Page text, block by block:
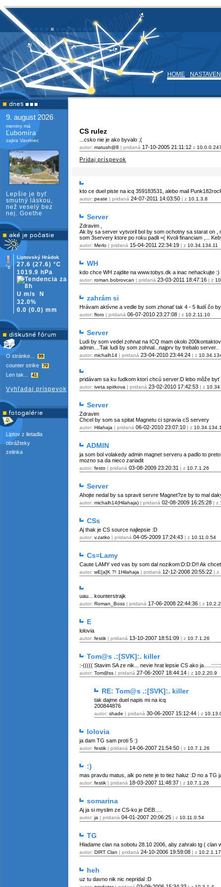
HOME
9. august 2026
meniny má
Ľubomíra
zajtra Vavrinec
Lepšie je byť
smutný láskou,
než veselý bez
nej. Goethe
Liptovský Hrádok
27.6 (27.6) °C
1019.9 hPa
U m/s
N
32.0%
0.0 (0.0) mm
O stránke... 99
counter strike 70
Len tak... 41
Vyhľadaj príspevok
Liptov z lietadla
obrážteky
zelinka
CS rulez
...csko nie je ako byvalo ;(
autor: matush@8 | pridaná 17-10-2005 21:11:12 z
Pridaj príspevok
kto ce duel piste na icq 359183531, alebo mail
autor: peate | pridaná 24-07-2011 14:03:50 | z 10.1.3.8
Server
Zdravim ,
Ak by sa server vytvoril bol by som ochotny sa starat on ,
som 3servery ktore po roku padli =( Kvoli financiam ,...
autor: Merlo | pridaná 15-04-2011 22:34:19 | z 10.34.134.11
WH
kdo chce WH zajdite na www.tobys.dk a inac nehackujte :)
autor: roman.bobrovcan | pridaná 23-03-2011 18:47:16 | z
zahrám si
Hrávam aktívne a vedle by som zhonať tak 4 - 5 lludí čo
autor: floro | pridaná 06-07-2010 23:27:08 | z 10.2.11.10
Server
Ludi by som vedel zohnat na ICQ mam okolo
admin....Tak ludi by som zohnal...najprv by trebalo server..
autor: michalh14 | pridaná 23-04-2010 23:44:24 | z
pridávam sa ku ľudkom ktorí chcú server:D lebo môže byť
autor: iveta.spirkova | pridaná 23-02-2010 17:42:53 | z
Server
Zdravim
Chcel by som sa spitat Magnetu ci spravia cS servery
autor: Hilahaja | pridaná 06-02-2010 23:07:10 | z
ADMIN
ja som bol volakedy admin magnet serveru a padlo to
mozno sa da nieco zariadit
autor: festo | pridaná 03-08-2009 23:20:31 | z 10.7.1.26
Server
Ahojte nedal by sa spravit servre Magnet?ze by to mal
autor: michalh14(Hilahaja) | pridaná 02-08-2009 16:25:28 | z
CSs
Aj thak je CS source najlepsie :D
autor: v.zatko | pridaná 04-05-2009 17:24:43 | z 10.11.0.54
Cs=Lamy
Caute LAMY ved vas by som dal nozikom:D:D:D!! Ak
autor: wE[a]K ?! 1Hilahaja | pridaná 12-12-2008 20:55:22 | z
uau... kounterstrajk
autor: Roman_Boss | pridaná 17-06-2008 22:44:36 | z
E
lolovia
autor: festik | pridaná 13-10-2007 18:51:09 | z 10.7.1.26
Tom@s .:[SVK]:. killer
:-((((( Stavim SA ze nik... nevie hrat lepsie CS ako
autor: Tom@ss | pridaná 27-06-2007 18:44:14 | z 10.2.20.9
RE: Tom@s .:[SVK]:. killer
tak dajme duel napis mi na icq
200844876
autor: shade | pridaná 30-06-2007 15:12:44 | z
lolovia
ja dam TG sam proti 5 :)
autor: festik | pridaná 14-06-2007 21:54:50 | z 10.7.1.26
:)
mas pravdu matus, alk po nete je to tiez haluz :D no a TG
autor: festik | pridaná 18-03-2007 11:48:37 | z 10.7.1.26
somarina
Aj ja si myslim ze CS-ko je DEB.....
autor: ja | pridaná 04-01-2007 20:06:25 | z 10.11.0.54
TG
Hladame clan na sobotu 28.10 2006, aby zahralo tg ( clan
autor: DIRT Clan | pridaná 24-10-2006 19:59:08 | z 10.2.1.17
heh
uz tu davno nik nic nepridal :D